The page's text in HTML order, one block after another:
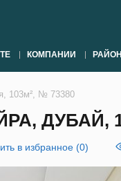
КОМПАНИИ
103м², № 73380
ДУБАЙ,
в избранное (0)